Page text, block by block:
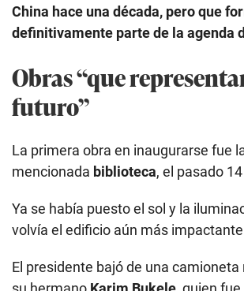
China hace una década, pero que
definitivamente parte de la agenda
Obras “que
futuro”
La primera obra en inaugurarse fue
mencionada biblioteca, el pasado
Ya se había puesto el sol y la
volvía el edificio aún más
El presidente bajó de una camioneta